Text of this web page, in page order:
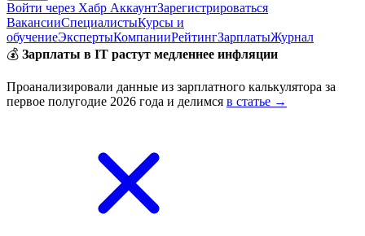
Войти через Хабр АккаунтЗарегистрироваться
ВакансииСпециалистыКурсы и
обучениеЭкспертыКомпанииРейтингЗарплатыЖурнал
💰 Зарплаты в IT растут медленнее инфляции
Проанализировали данные из зарплатного калькулятора за
первое полугодие 2026 года и делимся в статье →